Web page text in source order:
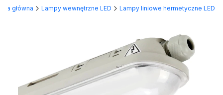
główna Lampy wewnętrzne LED Lampy liniowe hermetyczne LED